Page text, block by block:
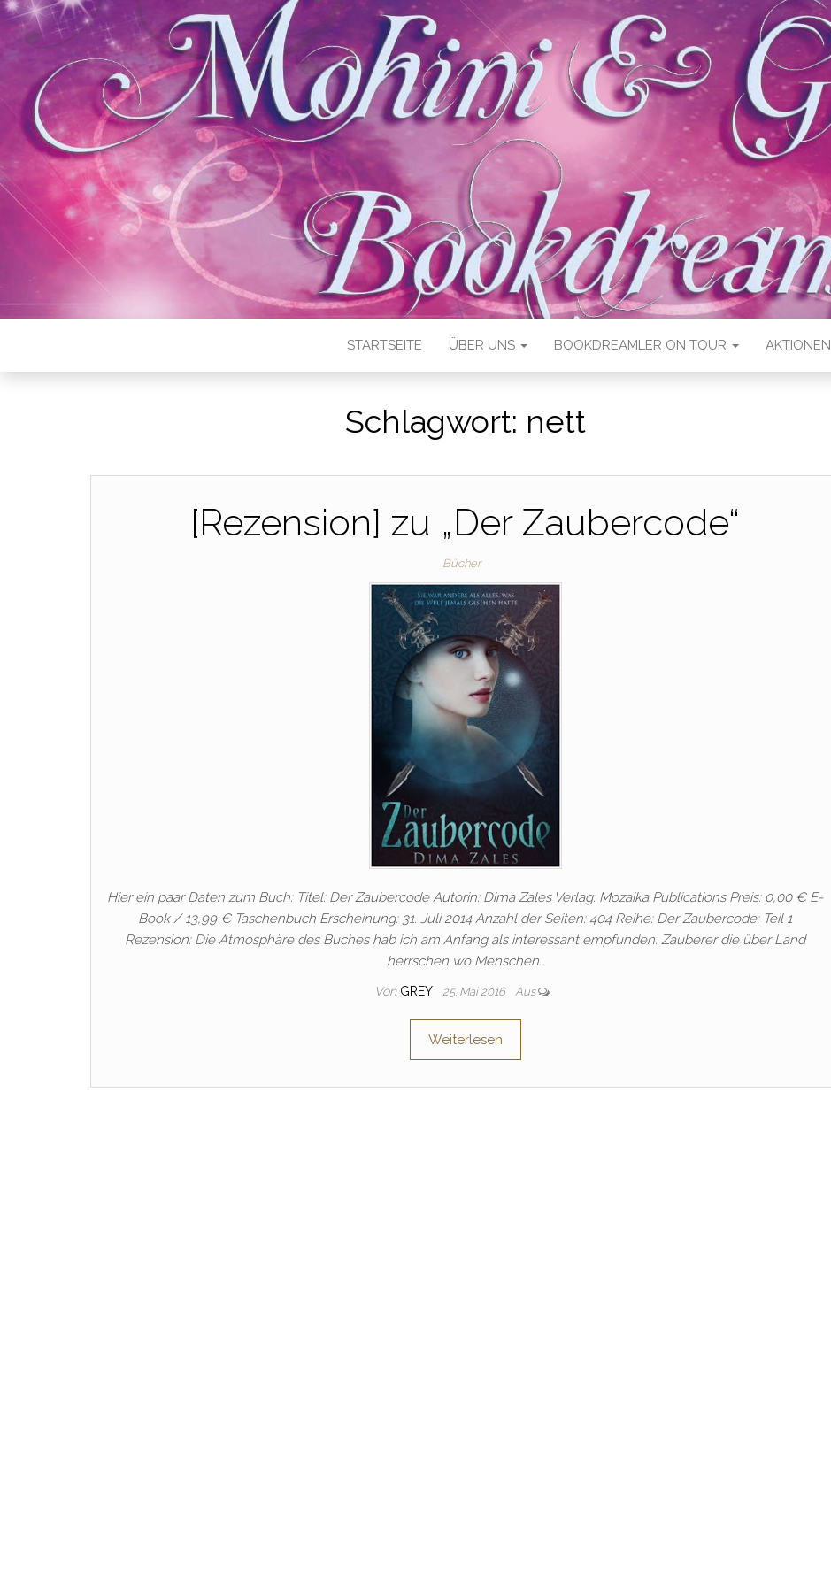
STARTSEITE ÜBER UNS BOOKDREAMLER ON TOUR AKTIONEN
Schlagwort: nett
[Rezension] zu „Der Zaubercode“
Bücher
Hier ein paar Daten zum Buch: Titel: Der Zaubercode Autorin: Dima Zales Verlag: Mozaika Publications Preis: 0,00 € E-
Book / 13,99 € Taschenbuch Erscheinung: 31. Juli 2014 Anzahl der Seiten: 404 Reihe: Der Zaubercode: Teil 1
Rezension: Die Atmosphäre des Buches hab ich am Anfang als interessant empfunden. Zauberer die über Land
herrschen wo Menschen…
Von GREY 25. Mai 2016 Aus
Weiterlesen